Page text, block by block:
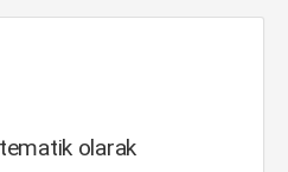
olarak